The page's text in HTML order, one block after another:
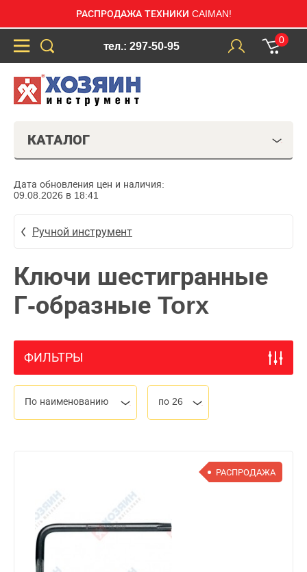
РАСПРОДАЖА ТЕХНИКИ CAIMAN!
тел.: 297-50-95
0
КАТАЛОГ
Дата обновления цен и наличия:
09.08.2026 в 18:41
Ручной инструмент
Ключи шестигранные
Г-образные Torx
ФИЛЬТРЫ
По наименованию по 26
РАСПРОДАЖА